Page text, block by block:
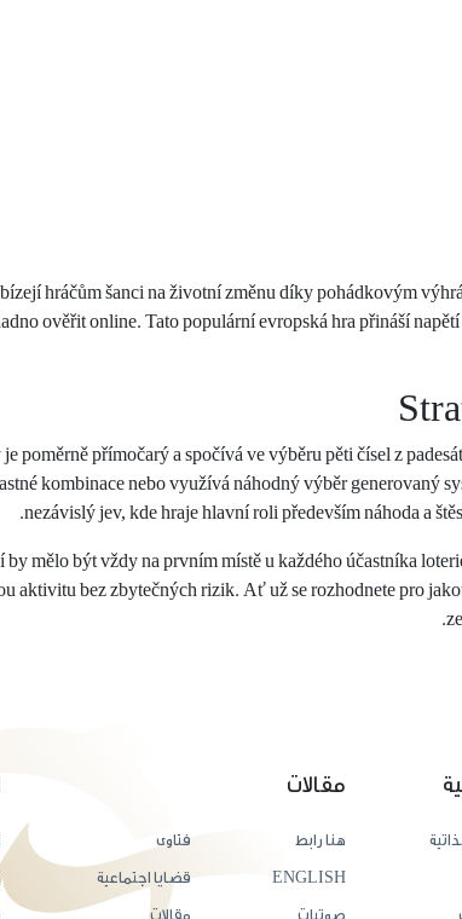
hráčům šanci na životní změnu díky pohádkovým
ověřit online. Tato populární evropská hra přináší
poměrně přímočarý a spočívá ve výběru pěti čísel z
kombinace nebo využívá náhodný výběr generovaný
nezávislý jev, kde hraje hlavní roli především náhoda a
mělo být vždy na prvním místě u každého účastníka
aktivitu bez zbytečných rizik. Ať už se rozhodnete pro
مقالات
هنا رابط
فتاوى
ENGLISH
قضايا اجتماعية
صوتيات
مقالات